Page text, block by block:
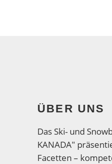
ÜBER UNS
Das Ski- und
KANADA"
Facetten –